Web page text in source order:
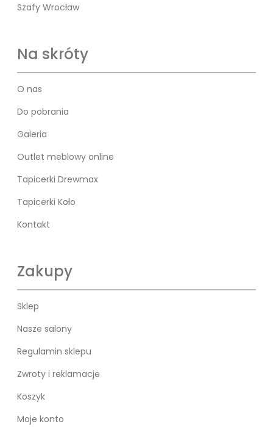
Szafy Wrocław
Na skróty
O nas
Do pobrania
Galeria
Outlet meblowy online
Tapicerki Drewmax
Tapicerki Koło
Kontakt
Zakupy
Sklep
Nasze salony
Regulamin sklepu
Zwroty i reklamacje
Koszyk
Moje konto